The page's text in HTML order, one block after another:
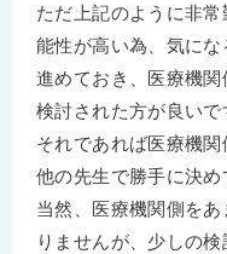
ただ上記のように非
能性が高い為、気に
進めておき、医療機
検討された方が良いで
それであれば医療機関
他の先生で勝手に決め
当然、医療機関側を
りませんが、少しの検